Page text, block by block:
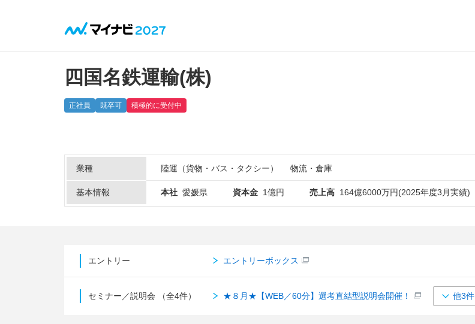
四国名鉄運輸(株)
正社員 既卒可 積極的に受付中
業種 陸運（貨物・バス・タクシー） 物流・倉庫
基本情報 本社 愛媛県 資本金 1億円 売上高 164億6000万円(2025年度3月実績)
エントリー エントリーボックス
セミナー／説明会 （全4件） ★８月★【WEB／60分】選考直結型説明会開催！ 他3件